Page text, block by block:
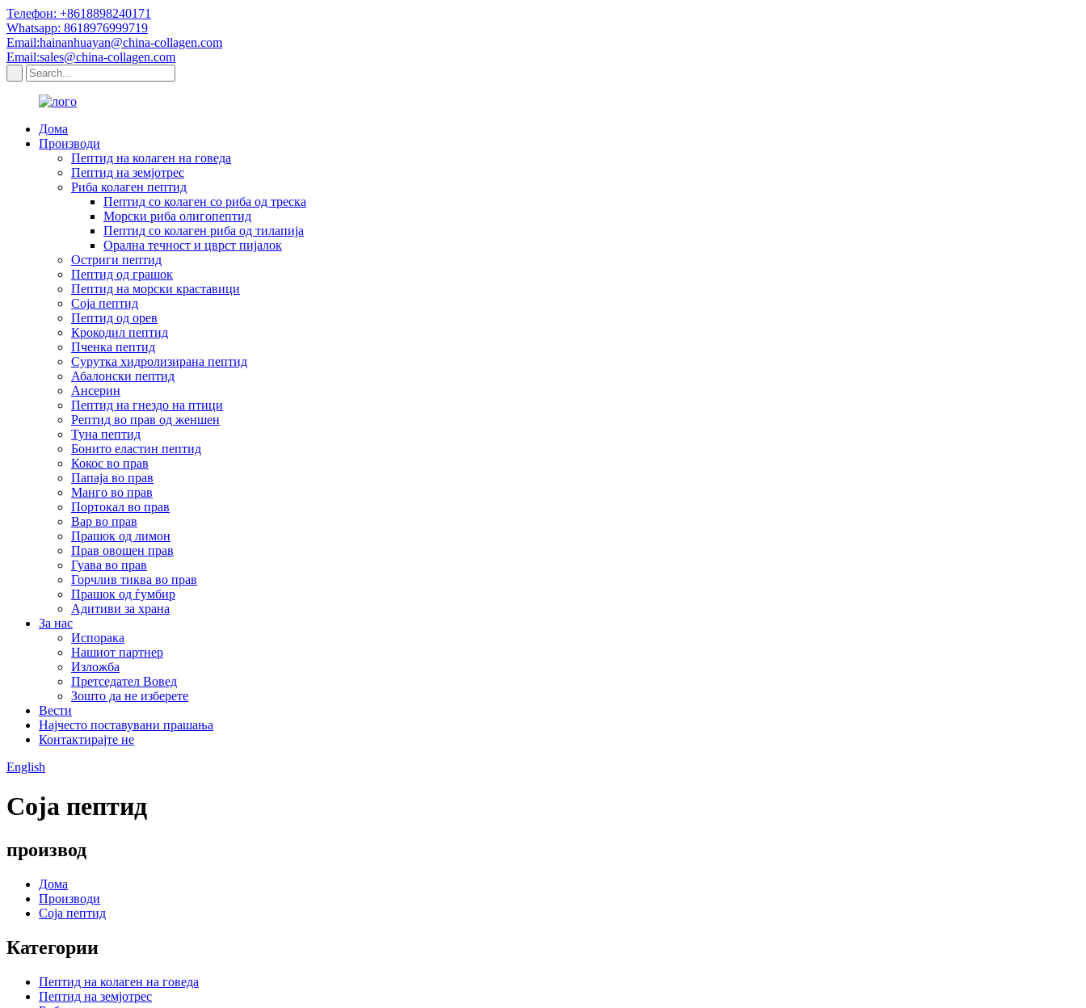
Телефон: +8618898240171
Whatsapp: 8618976999719
Email:hainanhuayan@china-collagen.com
Email:sales@china-collagen.com
Дома
Производи
Пептид на колаген на говеда
Пептид на земјотрес
Риба колаген пептид
Пептид со колаген со риба од треска
Морски риба олигопептид
Пептид со колаген риба од тилапија
Орална течност и цврст пијалок
Остриги пептид
Пептид од грашок
Пептид на морски краставици
Соја пептид
Пептид од орев
Крокодил пептид
Пченка пептид
Сурутка хидролизирана пептид
Абалонски пептид
Ансерин
Пептид на гнездо на птици
Pептид во прав од женшен
Туна пептид
Бонито еластин пептид
Кокос во прав
Папаја во прав
Манго во прав
Портокал во прав
Вар во прав
Прашок од лимон
Прав овошен прав
Гуава во прав
Горчлив тиква во прав
Прашок од ѓумбир
Адитиви за храна
За нас
Испорака
Нашиот партнер
Изложба
Претседател Вовед
Зошто да не изберете
Вести
Најчесто поставувани прашања
Контактирајте не
English
Соја пептид
производ
Дома
Производи
Соја пептид
Категории
Пептид на колаген на говеда
Пептид на земјотрес